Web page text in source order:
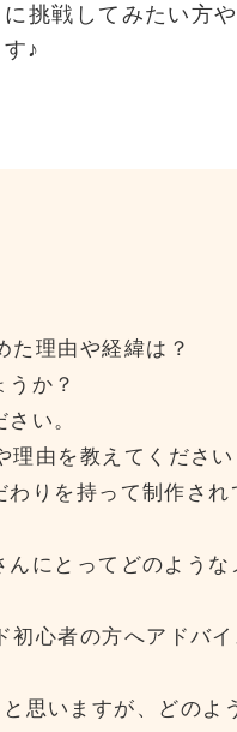
挑戦してみたい方
♪
た理由や経緯は？
か？
い。
由を教えてください
りを持って制作され
にとってどのような
初心者の方へアドバイ
思いますが、どのよ